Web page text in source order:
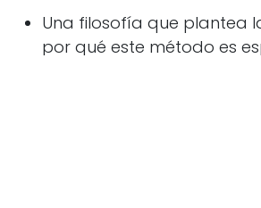
Una filosofía que plantea
por qué este método es